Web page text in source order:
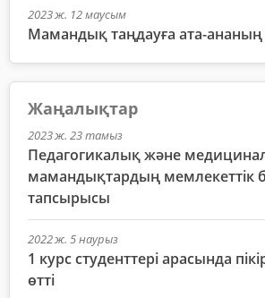
2023 ж. 12 маусым
Мамандық таңдауға ата-ананың
Жаңалықтар
2023 ж. 23 тамыз
Педагогикалық және
мамандықтардың мемлекеттік
тапсырысы
2022 ж. 5 наурыз
1 курс студенттері арасында
өтті